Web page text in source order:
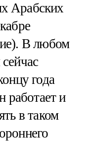
Арабских
В любом
года
работает и
в таком